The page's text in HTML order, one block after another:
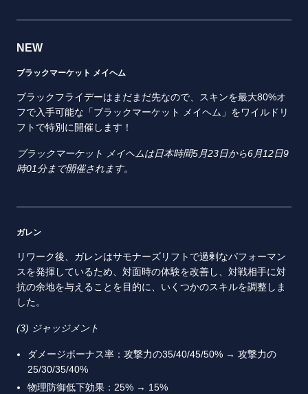
NEW
ブラックマーケット メイヘム
ブラックフライデーはまだまだ先なので、スキンを最大80%オ
フで入手可能な「ブラックマーケット メイヘム」をワイルドリ
フトで特別に開催します！
ブラックマーケット メイヘムは日本時間5月23日から6月12日9
時01分まで開催されます。
ガレン
リワーク後、ガレンはサモナーズリフトで過剰なパフォーマン
スを発揮しているため、対面時の体験を改善し、対戦相手に対
抗の余地を与えることを目的に、いくつかのスキルを調整しま
した。
(3) ジャッジメント
ダメージボーナス率：攻撃力の35/40/45/50% → 攻撃力の
25/30/35/40%
物理防御低下効果：25% → 15%